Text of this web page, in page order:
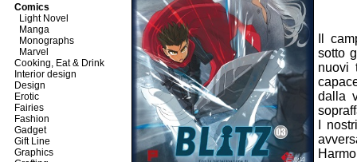
Il
sotto
nuovi
dalla
I
Comics
Light Novel
Manga
Monographs
Marvel
Cooking, Eat & Drink
Interior design
Design
Erotic
Fairies
Fashion
Gadget
Gift Line
Graphics